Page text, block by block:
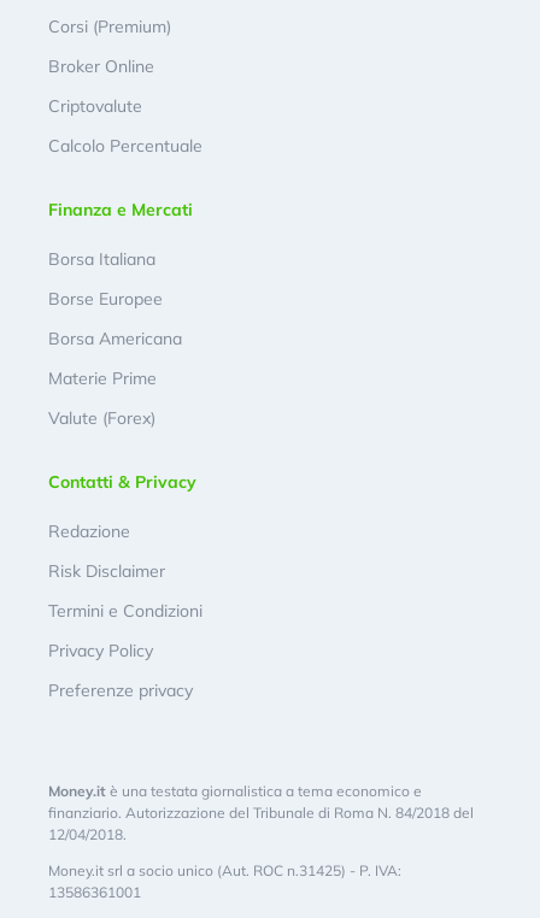
Corsi (Premium)
Broker Online
Criptovalute
Calcolo Percentuale
Finanza e Mercati
Borsa Italiana
Borse Europee
Borsa Americana
Materie Prime
Valute (Forex)
Contatti & Privacy
Redazione
Risk Disclaimer
Termini e Condizioni
Privacy Policy
Preferenze privacy
Money.it è una testata giornalistica a tema economico e
finanziario. Autorizzazione del Tribunale di Roma N. 84/2018 del
12/04/2018.
Money.it srl a socio unico (Aut. ROC n.31425) - P. IVA:
13586361001